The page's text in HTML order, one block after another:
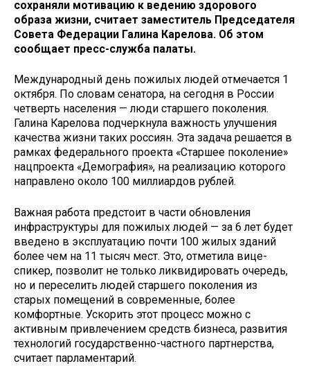
сохраняли мотивацию к ведению здорового
образа жизни, считает заместитель Председателя
Совета Федерации Галина Карелова. Об этом
сообщает пресс-служба палаты.
Международный день пожилых людей отмечается 1
октября. По словам сенатора, на сегодня в России
четверть населения — люди старшего поколения.
Галина Карелова подчеркнула важность улучшения
качества жизни таких россиян. Эта задача решается в
рамках федерального проекта «Старшее поколение»
нацпроекта «Демография», на реализацию которого
направлено около 100 миллиардов рублей.
Важная работа предстоит в части обновления
инфраструктуры для пожилых людей — за 6 лет будет
введено в эксплуатацию почти 100 жилых зданий
более чем на 11 тысяч мест. Это, отметила вице-
спикер, позволит не только ликвидировать очередь,
но и переселить людей старшего поколения из
старых помещений в современные, более
комфортные. Ускорить этот процесс можно с
активным привлечением средств бизнеса, развития
технологий государственно-частного партнерства,
считает парламентарий.